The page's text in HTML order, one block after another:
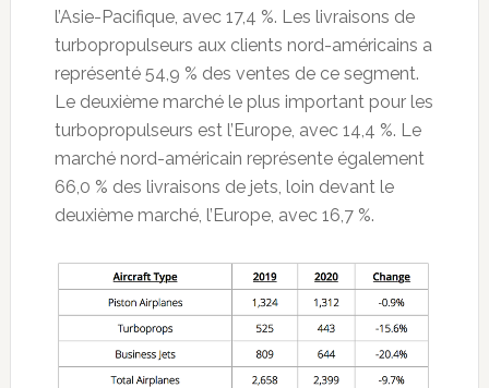
l’Asie-Pacifique, avec 17,4 %. Les livraisons de
turbopropulseurs aux clients nord-américains a
représenté 54,9 % des ventes de ce segment.
Le deuxième marché le plus important pour les
turbopropulseurs est l’Europe, avec 14,4 %. Le
marché nord-américain représente également
66,0 % des livraisons de jets, loin devant le
deuxième marché, l’Europe, avec 16,7 %.